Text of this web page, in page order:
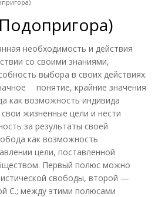
необходимость и действия
со своими знаниями,
выбора в своих действиях.
понятие, крайние значения
как возможность индивида
жизненные цели и нести
за результаты своей
как возможность
цели, поставленной
Первый полюс можно
свободы, второй —
С.; между этими полюсами